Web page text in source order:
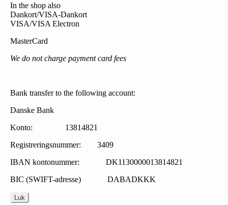
In the shop also
Dankort/VISA-Dankort
VISA/VISA Electron
MasterCard
We do not charge payment card fees
Bank transfer to the following account:
Danske Bank
Konto: 13814821
Registreringsnummer: 3409
IBAN kontonummer: DK1130000013814821
BIC (SWIFT-adresse) DABADKKK
Luk